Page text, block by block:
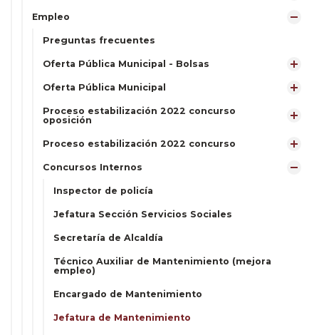
Empleo
Preguntas frecuentes
Oferta Pública Municipal - Bolsas
Oferta Pública Municipal
Proceso estabilización 2022 concurso
oposición
Proceso estabilización 2022 concurso
Concursos Internos
Inspector de policía
Jefatura Sección Servicios Sociales
Secretaría de Alcaldía
Técnico Auxiliar de Mantenimiento (mejora
empleo)
Encargado de Mantenimiento
Jefatura de Mantenimiento